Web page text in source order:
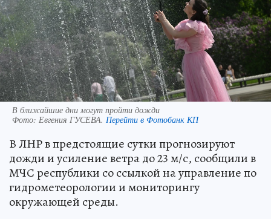
В ближайшие дни могут пройти дожди
Фото: Евгения ГУСЕВА. Перейти в Фотобанк КП
В ЛНР в предстоящие сутки прогнозируют
дожди и усиление ветра до 23 м/с, сообщили в
МЧС республики со ссылкой на управление по
гидрометеорологии и мониторингу
окружающей среды.